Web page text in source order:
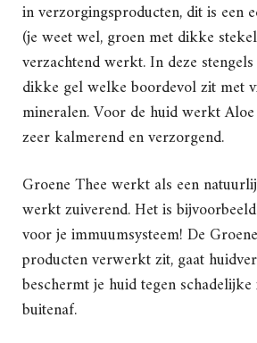
in verzorgingsproducten, dit is een
(je weet wel, groen met dikke
verzachtend werkt. In deze
dikke gel welke boordevol zit met
mineralen. Voor de huid werkt
zeer kalmerend en verzorgend.
Groene Thee werkt als een
werkt zuiverend. Het is
voor je immuumsysteem! De
producten verwerkt zit, gaat
beschermt je huid tegen
buitenaf.